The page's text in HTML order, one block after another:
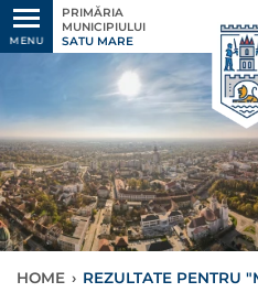
MENU
PRIMĂRIA
MUNICIPIULUI
SATU MARE
HOME › REZULTATE PENTRU